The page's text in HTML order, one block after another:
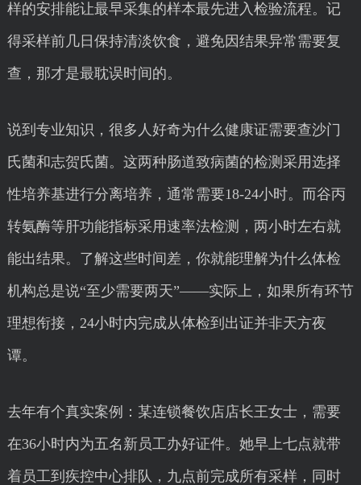
样的安排能让最早采集的样本最先进入检验流程。记
得采样前几日保持清淡饮食，避免因结果异常需要复
查，那才是最耽误时间的。
说到专业知识，很多人好奇为什么健康证需要查沙门
氏菌和志贺氏菌。这两种肠道致病菌的检测采用选择
性培养基进行分离培养，通常需要18-24小时。而谷丙
转氨酶等肝功能指标采用速率法检测，两小时左右就
能出结果。了解这些时间差，你就能理解为什么体检
机构总是说“至少需要两天”——实际上，如果所有环节
理想衔接，24小时内完成从体检到出证并非天方夜
谭。
去年有个真实案例：某连锁餐饮店店长王女士，需要
在36小时内为五名新员工办好证件。她早上七点就带
着员工到疾控中心排队，九点前完成所有采样，同时